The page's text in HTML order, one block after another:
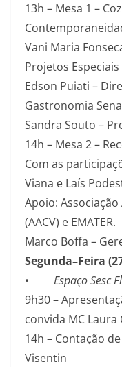
13h – Mesa 1 –
Vani Maria
Projetos Especiais
Edson Puiati –
Gastronomia
Sandra Souto –
14h – Mesa 2 –
Com as
Viana e Laís
Apoio:
(AACV) e EMATER.
Marco Boffa –
Segunda–Feira
• Espaço Sesc
9h30 –
convida MC Laura
14h – Contação
Visentin